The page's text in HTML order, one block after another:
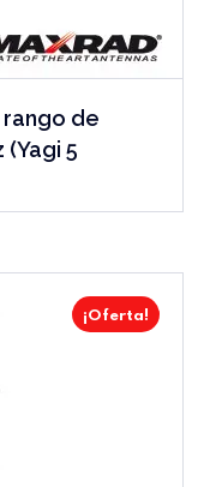
de
(Yagi 5
¡Oferta!